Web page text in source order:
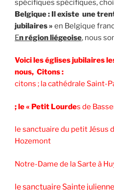
spécifiques spécifiques,
Belgique : Il existe une
jubilaires » en Belgique
En région liégeoise, nous
Voici les églises jubilaires
nous, Citons :
citons ; la cathédrale Saint-
; le « Petit Lourdes de
le sanctuaire du petit Jésus
Hozemont
Notre-Dame de la Sarte à
le sanctuaire Sainte